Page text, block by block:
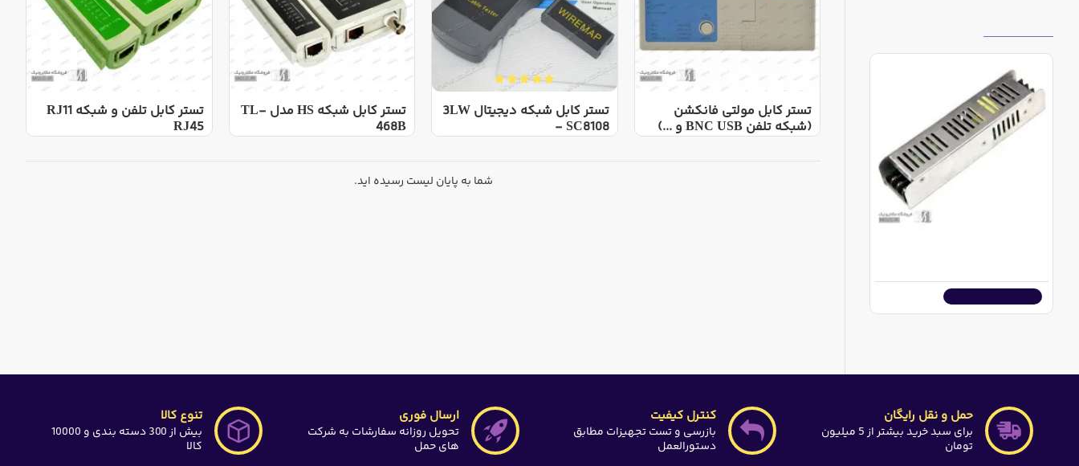
تستر کابل مولتی فانکشن
(شبکه تلفن BNC USB و ...)
تستر کابل شبکه دیجیتال 3LW
- SC8108
تستر کابل شبکه HS مدل TL-
468B
تستر کابل تلفن و شبکه RJ11
RJ45
شما به پایان لیست رسیده اید.
حمل و نقل رایگان
برای سبد خرید بیشتر از 5 میلیون
تومان
کنترل کیفیت
بازرسی و تست تجهیزات مطابق
دستورالعمل
ارسال فوری
تحویل روزانه سفارشات به شرکت
های حمل
تنوع کالا
بیش از 300 دسته بندی و 10000
کالا